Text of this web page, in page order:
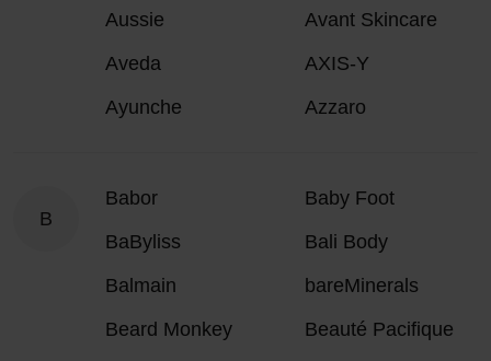
Aussie
Avant Skincare
Aveda
AXIS-Y
Ayunche
Azzaro
B
Babor
Baby Foot
BaByliss
Bali Body
Balmain
bareMinerals
Beard Monkey
Beauté Pacifique